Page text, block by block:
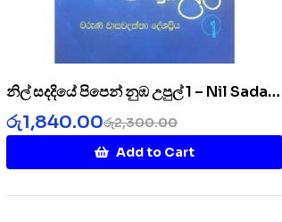
නිල් සදදියේ පිපෙන් නුඹ උපුල් 1 – Nil Sada
Diye 1
රු2,300.00
රු1,840.00
Add to Cart